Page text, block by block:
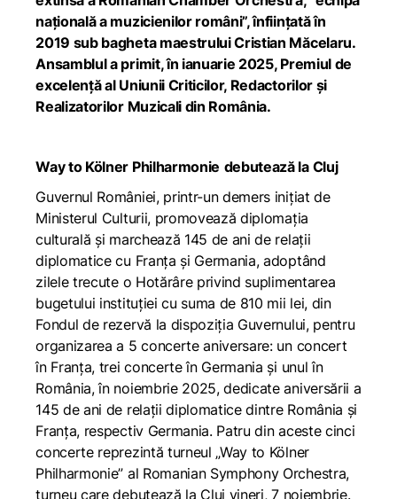
națională a muzicienilor români”, înființată în
2019 sub bagheta maestrului Cristian Măcelaru.
Ansamblul a primit, în ianuarie 2025, Premiul de
excelență al Uniunii Criticilor, Redactorilor și
Realizatorilor Muzicali din România.
Way to Kölner Philharmonie debutează la Cluj
Guvernul României, printr-un demers inițiat de
Ministerul Culturii, promovează diplomația
culturală și marchează 145 de ani de relații
diplomatice cu Franța și Germania, adoptând
zilele trecute o Hotărâre privind suplimentarea
bugetului instituției cu suma de 810 mii lei, din
Fondul de rezervă la dispoziția Guvernului, pentru
organizarea a 5 concerte aniversare: un concert
în Franța, trei concerte în Germania și unul în
România, în noiembrie 2025, dedicate aniversării a
145 de ani de relații diplomatice dintre România și
Franța, respectiv Germania. Patru din aceste cinci
concerte reprezintă turneul „Way to Kölner
Philharmonie” al Romanian Symphony Orchestra,
turneu care debutează la Cluj vineri, 7 noiembrie.